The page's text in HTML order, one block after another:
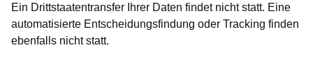
Ein Drittstaatentransfer Ihrer Daten findet nicht statt. Eine
automatisierte Entscheidungsfindung oder Tracking finden
ebenfalls nicht statt.